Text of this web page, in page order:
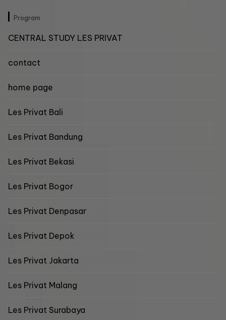
Program
CENTRAL STUDY LES PRIVAT
contact
home page
Les Privat Bali
Les Privat Bandung
Les Privat Bekasi
Les Privat Bogor
Les Privat Denpasar
Les Privat Depok
Les Privat Jakarta
Les Privat Malang
Les Privat Surabaya